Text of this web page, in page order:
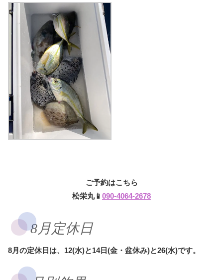
ご予約はこちら
松栄丸📱 090-4064-2678
8月定休日
8月の定休日は、12(水)と14日(金・盆休み)と26(水)です。